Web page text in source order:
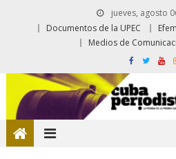
jueves, agosto
Documentos de la UPEC
Medios de